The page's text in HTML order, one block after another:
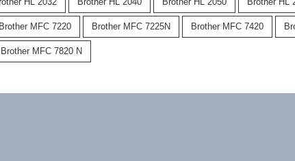
Brother MFC 7220 Brother MFC 7225N Brother MFC 7420
Brother MFC 7820 N